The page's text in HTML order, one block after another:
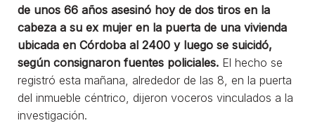
de unos 66 años asesinó hoy de dos tiros en la
cabeza a su ex mujer en la puerta de una vivienda
ubicada en Córdoba al 2400 y luego se suicidó,
según consignaron fuentes policiales. El hecho se
registró esta mañana, alrededor de las 8, en la puerta
del inmueble céntrico, dijeron voceros vinculados a la
investigación.